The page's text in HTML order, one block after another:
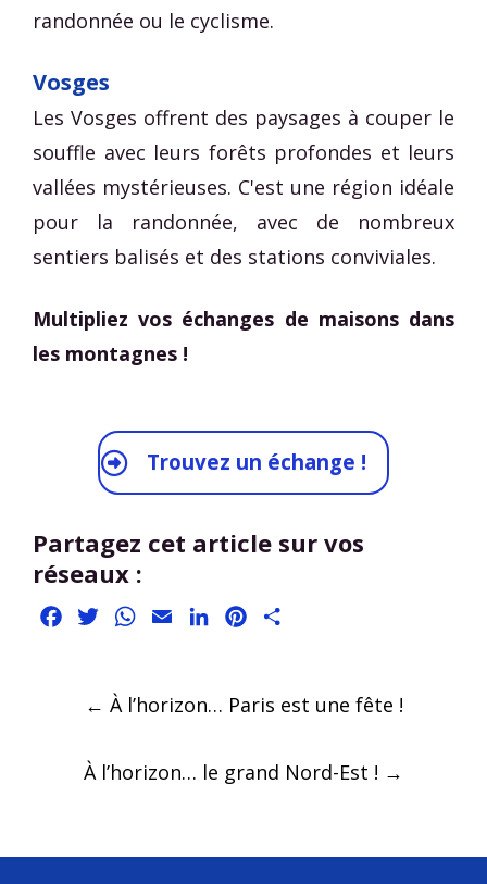
randonnée ou le cyclisme.
Vosges
Les Vosges offrent des paysages à couper le
souffle avec leurs forêts profondes et leurs
vallées mystérieuses. C'est une région idéale
pour la randonnée, avec de nombreux
sentiers balisés et des stations conviviales.
Multipliez vos échanges de maisons dans
les montagnes !
Trouvez un échange !
Partagez cet article sur vos
réseaux :
FacebookTwitterWhatsApp
Email LinkedInPinterest
← À l’horizon… Paris est une fête !
À l’horizon… le grand Nord-Est ! →